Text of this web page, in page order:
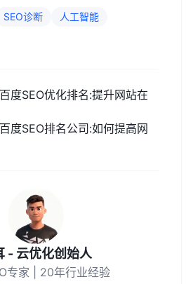
SEO诊断
人工智能
百度SEO优化排名:提升网站在
百度SEO排名公司:如何提高网
- 云优化创始人
专家 | 20年行业经验